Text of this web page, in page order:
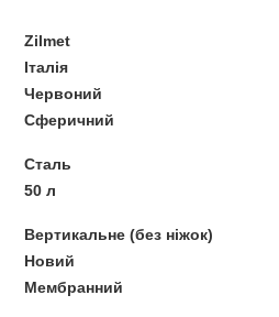
Zilmet
Італія
Червоний
Сферичний
Сталь
50 л
Вертикальне (без ніжок)
Новий
Мембранний